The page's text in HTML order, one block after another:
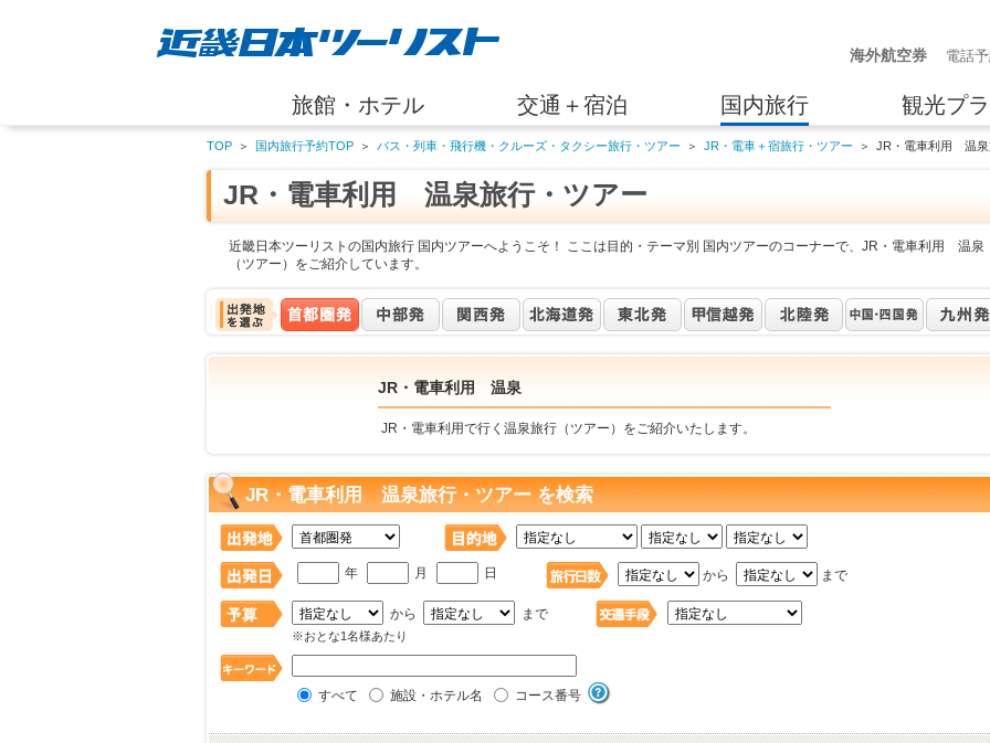
海外航空券 電話
旅館・ホテル 交通＋宿泊 国内旅行 観光プ
TOP ＞ 国内旅行予約TOP ＞ バス・列車・飛行機・クルーズ・タクシー旅行・ツアー ＞ JR・電車＋宿旅行・ツアー ＞ JR・電車利用 温泉
JR・電車利用 温泉旅行・ツアー
近畿日本ツーリストの国内旅行 国内ツアーへようこそ！ ここは目的・テーマ別 国内ツアーのコーナーで、JR・電車利用 温泉
（ツアー）をご紹介しています。
JR・電車利用 温泉
JR・電車利用で行く温泉旅行（ツアー）をご紹介いたします。
JR・電車利用 温泉旅行・ツアー を検索
年 月 日 から まで
から まで
※おとな1名様あたり
すべて 施設・ホテル名 コース番号